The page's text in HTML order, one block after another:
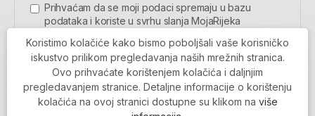
Prihvaćam da se moji podaci spremaju u bazu
podataka i koriste u svrhu slanja MojaRijeka
MOJARIJEKA NEWSLETTER
PRIJAVI SE
Koristimo kolačiće kako bismo poboljšali vaše korisničko
iskustvo prilikom pregledavanja naših mrežnih stranica.
Ovo prihvaćate korištenjem kolačića i daljnjim
pregledavanjem stranice. Detaljne informacije o korištenju
kolačića na ovoj stranici dostupne su klikom na više